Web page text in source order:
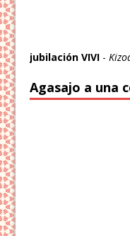
jubilación VIVI -
Agasajo a una